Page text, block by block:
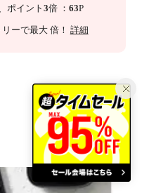
ポイント 3倍 ： 63P
リーで最大 倍！ 詳細